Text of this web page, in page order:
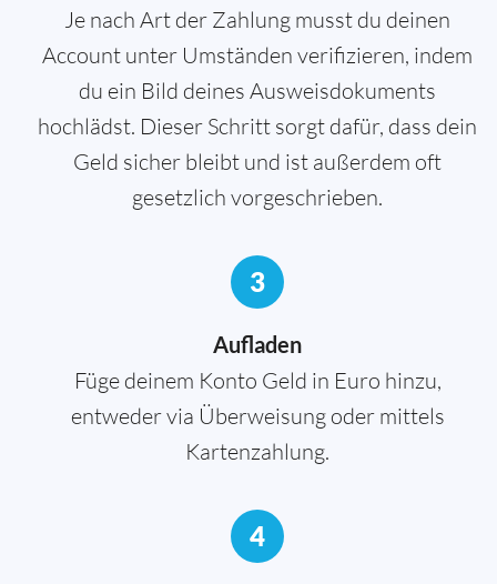
Je nach Art der Zahlung musst du deinen
Account unter Umständen verifizieren, indem
du ein Bild deines Ausweisdokuments
hochlädst. Dieser Schritt sorgt dafür, dass dein
Geld sicher bleibt und ist außerdem oft
gesetzlich vorgeschrieben.
3
Aufladen
Füge deinem Konto Geld in Euro hinzu,
entweder via Überweisung oder mittels
Kartenzahlung.
4